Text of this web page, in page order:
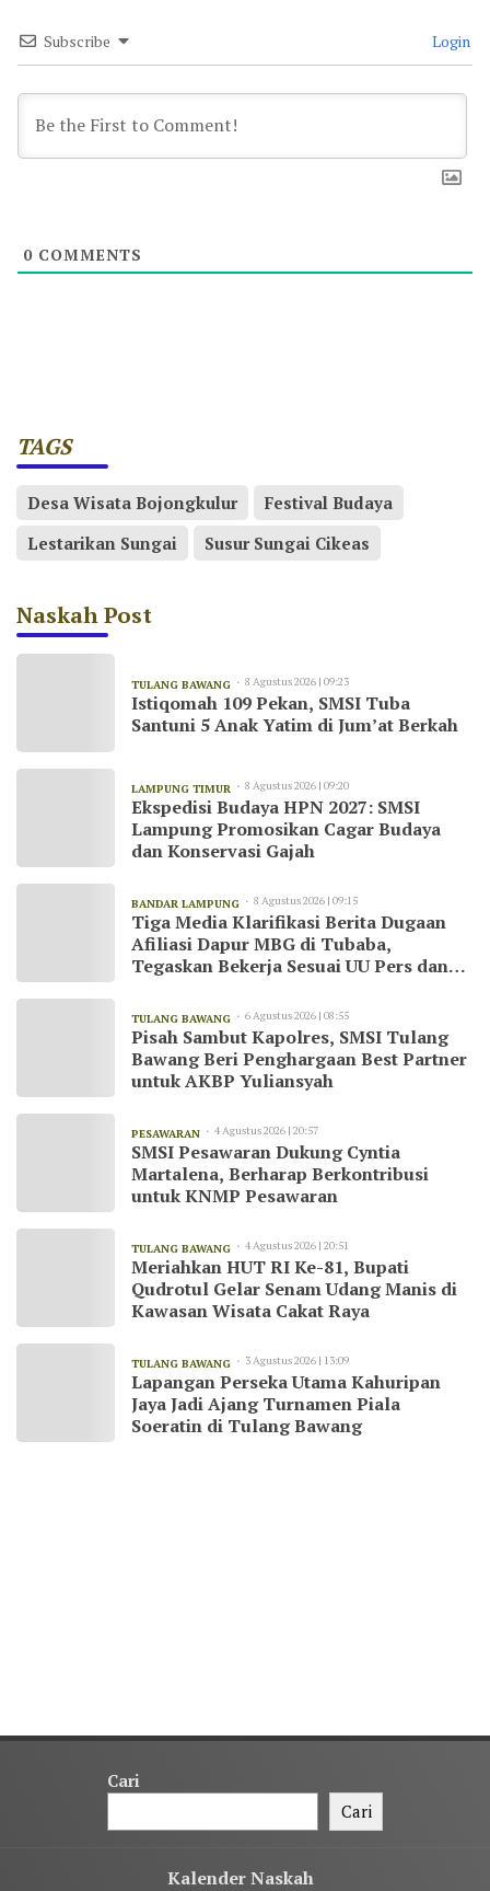
Subscribe Login
0 COMMENTS
TAGS
Desa Wisata Bojongkulur
Festival Budaya
Lestarikan Sungai
Susur Sungai Cikeas
Naskah Post
TULANG BAWANG 8 Agustus 2026 | 09:23
Istiqomah 109 Pekan, SMSI Tuba
Santuni 5 Anak Yatim di Jum’at Berkah
LAMPUNG TIMUR 8 Agustus 2026 | 09:20
Ekspedisi Budaya HPN 2027: SMSI
Lampung Promosikan Cagar Budaya
dan Konservasi Gajah
BANDAR LAMPUNG 8 Agustus 2026 | 09:15
Tiga Media Klarifikasi Berita Dugaan
Afiliasi Dapur MBG di Tubaba,
Tegaskan Bekerja Sesuai UU Pers dan
TULANG BAWANG 6 Agustus 2026 | 08:55
Pisah Sambut Kapolres, SMSI Tulang
Bawang Beri Penghargaan Best Partner
untuk AKBP Yuliansyah
PESAWARAN 4 Agustus 2026 | 20:57
SMSI Pesawaran Dukung Cyntia
Martalena, Berharap Berkontribusi
untuk KNMP Pesawaran
TULANG BAWANG 4 Agustus 2026 | 20:51
Meriahkan HUT RI Ke-81, Bupati
Qudrotul Gelar Senam Udang Manis di
Kawasan Wisata Cakat Raya
TULANG BAWANG 3 Agustus 2026 | 13:09
Lapangan Perseka Utama Kahuripan
Jaya Jadi Ajang Turnamen Piala
Soeratin di Tulang Bawang
Cari
Cari
Kalender Naskah